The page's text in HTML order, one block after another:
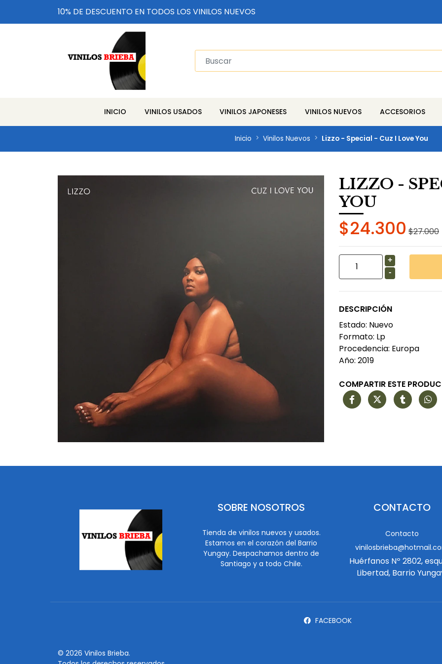
10% DE DESCUENTO EN TODOS LOS VINILOS NUEVOS
INICIO VINILOS USADOS VINILOS JAPONESES VINILOS NUEVOS ACCESORIOS
Inicio Vinilos Nuevos Lizzo - Special - Cuz I Love You
LIZZO -
YOU
$24.300 $27.000
+
-
DESCRIPCIÓN
Estado: Nuevo
Formato: Lp
Procedencia: Europa
Año: 2019
COMPARTIR ESTE
SOBRE NOSOTROS
Tienda de vinilos nuevos y usados.
Estamos en el corazón del Barrio
Yungay. Despachamos dentro de
Santiago y a todo Chile.
CONTACTO
Contacto
Huérfanos Nº 2802,
Libertad, Barrio
FACEBOOK
© 2026 Vinilos Brieba.